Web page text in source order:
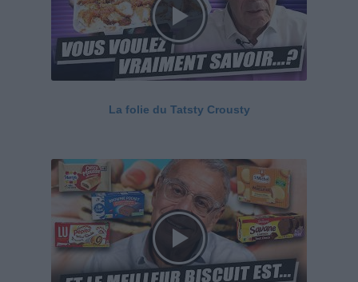
La folie du Tatsty Crousty